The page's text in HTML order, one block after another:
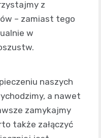
z
– zamiast tego
w
naszych
a nawet
zamykajmy
także załączyć